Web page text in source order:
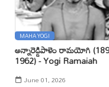
MAHA YOGI
అన్నారెడ్డిపాళెం రామయోగి
1962) - Yogi Ramaiah
June 01, 2026